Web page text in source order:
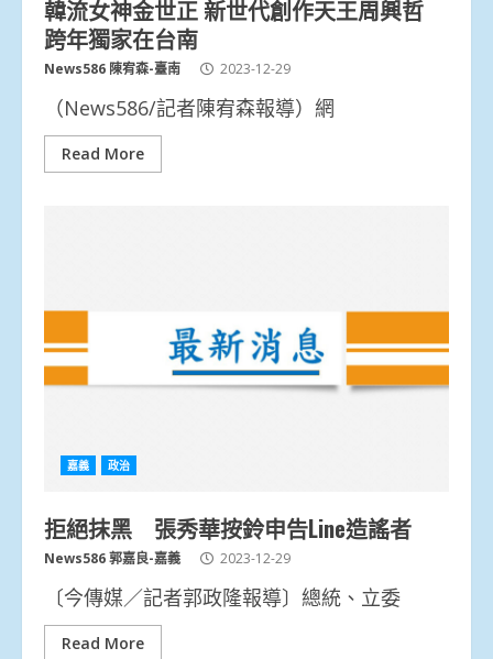
韓流女神金世正 新世代創作天王周興哲
跨年獨家在台南
News586 陳宥森-臺南 2023-12-29
（News586/記者陳宥森報導）網
Read More
嘉義 政治
拒絕抹黑 張秀華按鈴申告Line造謠者
News586 郭嘉良-嘉義 2023-12-29
〔今傳媒／記者郭政隆報導〕總統、立委
Read More